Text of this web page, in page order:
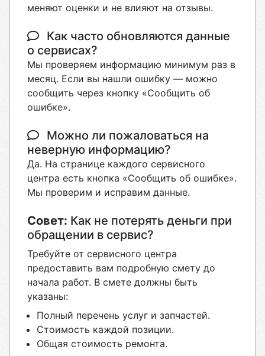
меняют оценки и не влияют на отзывы.
Как часто обновляются данные
о сервисах?
Мы проверяем информацию минимум раз в
месяц. Если вы нашли ошибку — можно
сообщить через кнопку «Сообщить об
ошибке».
Можно ли пожаловаться на
неверную информацию?
Да. На странице каждого сервисного
центра есть кнопка «Сообщить об ошибке».
Мы проверим и исправим данные.
Совет: Как не потерять деньги при
обращении в сервис?
Требуйте от сервисного центра
предоставить вам подробную смету до
начала работ. В смете должны быть
указаны:
Полный перечень услуг и запчастей.
Стоимость каждой позиции.
Общая стоимость ремонта.